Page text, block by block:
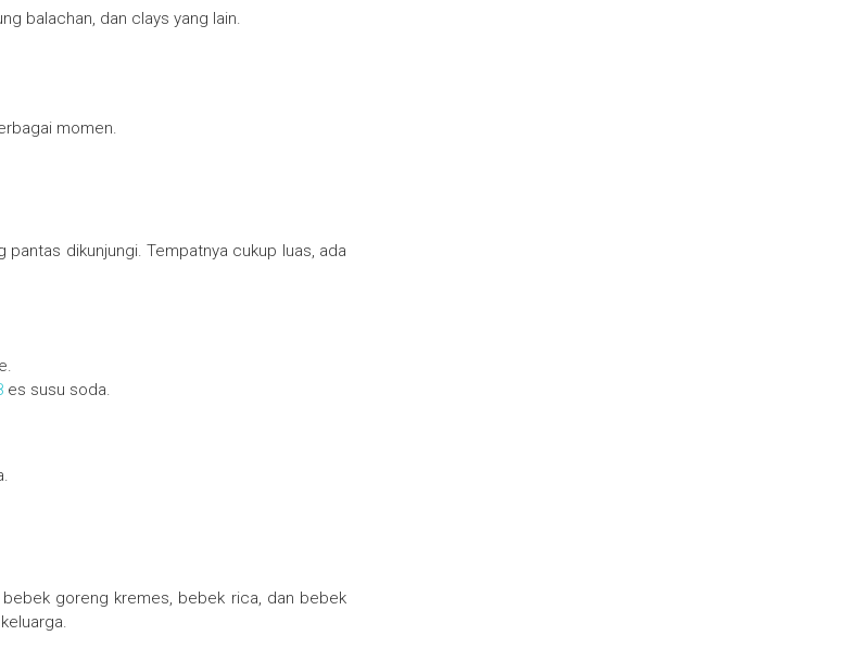
balachan, dan clays yang lain.
momen.
pantas dikunjungi. Tempatnya cukup luas, ada
es susu soda.
goreng kremes, bebek rica, dan bebek